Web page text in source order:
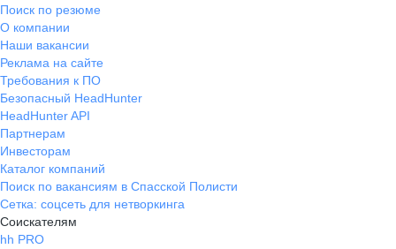
Поиск по резюме
О компании
Наши вакансии
Реклама на сайте
Требования к ПО
Безопасный HeadHunter
HeadHunter API
Партнерам
Инвесторам
Каталог компаний
Поиск по вакансиям в Спасской Полисти
Сетка: соцсеть для нетворкинга
Соискателям
hh PRO